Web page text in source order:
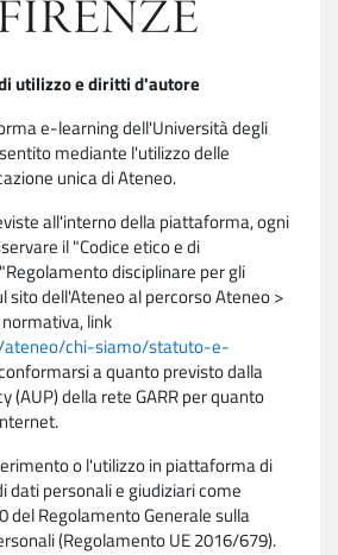
utilizzo e diritti d'autore
e-learning dell'Università degli
mediante l'utilizzo delle
unica di Ateneo.
all'interno della piattaforma, ogni
il "Codice etico e di
disciplinare per gli
sito dell'Ateneo al percorso Ateneo >
link
chi-siamo/statuto-e-
a quanto previsto dalla
(AUP) della rete GARR per quanto
o l'utilizzo in piattaforma di
dati personali e giudiziari come
del Regolamento Generale sulla
(Regolamento UE 2016/679).